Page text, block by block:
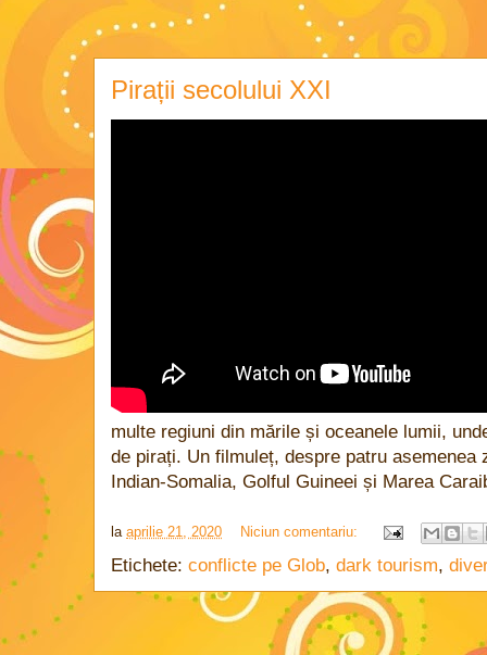
Pirații secolului XXI
multe regiuni din mările și oceanele lumii,
de pirați. Un filmuleț, despre patru asemenea
Indian-Somalia, Golful Guineei și Marea
la aprilie 21, 2020 Niciun comentariu:
Etichete: conflicte pe Glob, dark tourism,